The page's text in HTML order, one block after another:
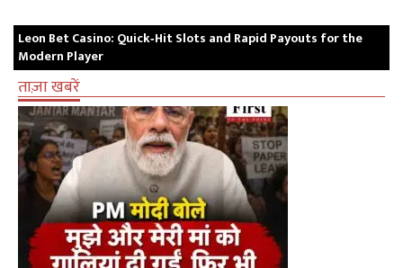
Leon Bet Casino: Quick‑Hit Slots and Rapid Payouts for the
Modern Player
ताज़ा खबरें